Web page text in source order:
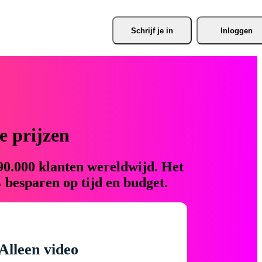
Schrijf je in Inloggen
prijzen
klanten wereldwijd. Het
op tijd en budget.
video